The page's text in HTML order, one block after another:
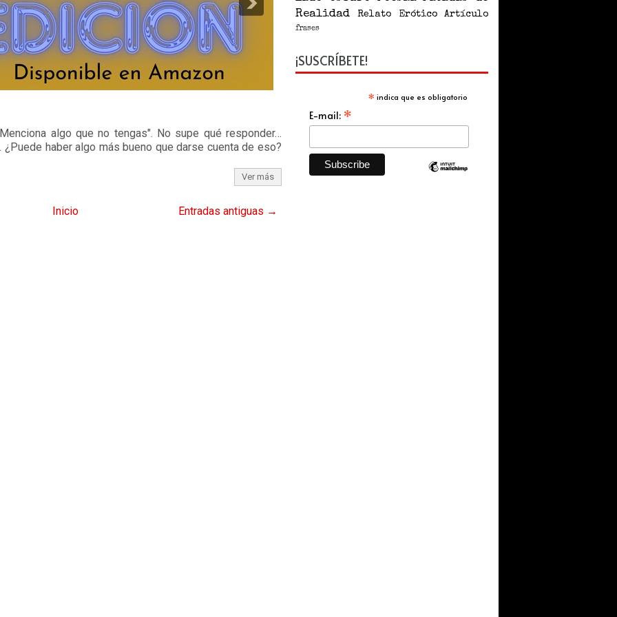
algo que no tengas". No supe qué responder…
haber algo más bueno que darse cuenta de eso?
Ver más
Entradas antiguas →
Inicio
Realidad
Relato Erótico Artículo
frases
¡SUSCRÍBETE!
* indica que es obligatorio
E-mail: *